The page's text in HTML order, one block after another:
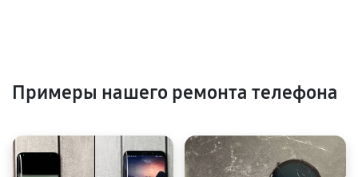
Примеры нашего ремонта телефона